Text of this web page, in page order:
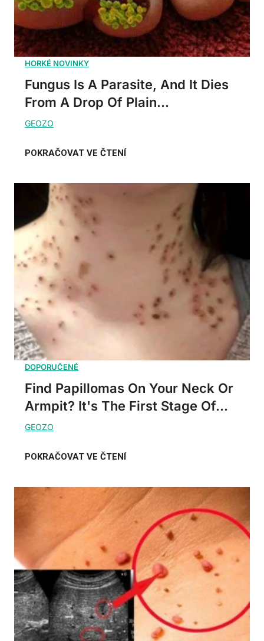
Fungus Is A Parasite, And It Dies
From A Drop Of Plain...
Find Papillomas On Your Neck Or
Armpit? It's The First Stage Of...